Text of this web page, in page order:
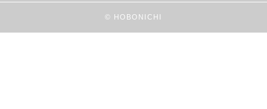
© HOBONICHI